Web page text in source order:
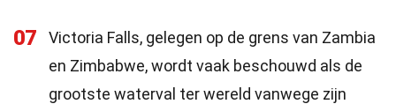
07
Victoria Falls, gelegen op de grens van Zambia
en Zimbabwe, wordt vaak beschouwd als de
grootste waterval ter wereld vanwege zijn